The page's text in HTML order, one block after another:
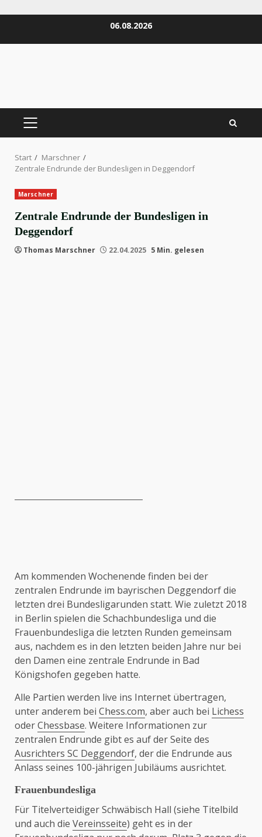
06.08.2026
PRIMÄRES
Start
Marschner
Zentrale Endrunde der Bundesligen in Deggendorf
Marschner
Zentrale Endrunde der Bundesligen in
Deggendorf
Thomas Marschner 22.04.2025 5 Min. gelesen
Am kommenden Wochenende finden bei der
zentralen Endrunde im bayrischen Deggendorf die
letzten drei Bundesligarunden statt. Wie zuletzt 2018
in Berlin spielen die Schachbundesliga und die
Frauenbundesliga die letzten Runden gemeinsam
aus, nachdem es in den letzten beiden Jahre nur bei
den Damen eine zentrale Endrunde in Bad
Königshofen gegeben hatte.
Alle Partien werden live ins Internet übertragen,
unter anderem bei Chess.com, aber auch bei Lichess
oderChessbase. Weitere Informationen zur
zentralen Endrunde gibt es auf der Seite des
Ausrichters SC Deggendorf, der die Endrunde aus
Anlass seines 100-jährigen Jubiläums ausrichtet.
Frauenbundesliga
Für Titelverteidiger Schwäbisch Hall (siehe Titelbild
und auch die Vereinsseite) geht es in der